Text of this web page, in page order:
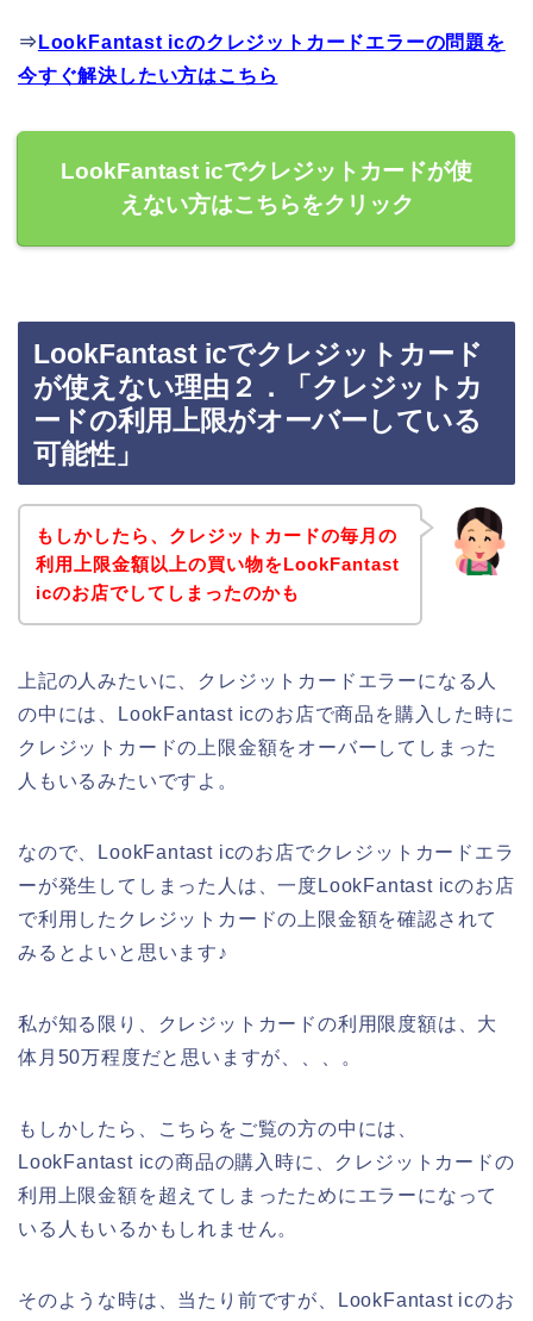
⇒ LookFantast icのクレジットカードエラーの問題を
今すぐ解決したい方はこちら
LookFantast icでクレジットカードが使
えない方はこちらをクリック
LookFantast icでクレジットカード
が使えない理由２．「クレジットカ
ードの利用上限がオーバーしている
可能性」
もしかしたら、クレジットカードの毎月の
利用上限金額以上の買い物をLookFantast
icのお店でしてしまったのかも
上記の人みたいに、クレジットカードエラーになる人
の中には、LookFantast icのお店で商品を購入した時に
クレジットカードの上限金額をオーバーしてしまった
人もいるみたいですよ。
なので、LookFantast icのお店でクレジットカードエラ
ーが発生してしまった人は、一度LookFantast icのお店
で利用したクレジットカードの上限金額を確認されて
みるとよいと思います♪
私が知る限り、クレジットカードの利用限度額は、大
体月50万程度だと思いますが、、、。
もしかしたら、こちらをご覧の方の中には、
LookFantast icの商品の購入時に、クレジットカードの
利用上限金額を超えてしまったためにエラーになって
いる人もいるかもしれません。
そのような時は、当たり前ですが、LookFantast icのお